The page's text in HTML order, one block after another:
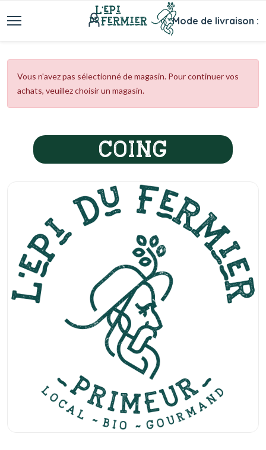
Mode de livraison :
Vous n'avez pas sélectionné de magasin. Pour continuer vos
achats, veuillez choisir un magasin.
COING